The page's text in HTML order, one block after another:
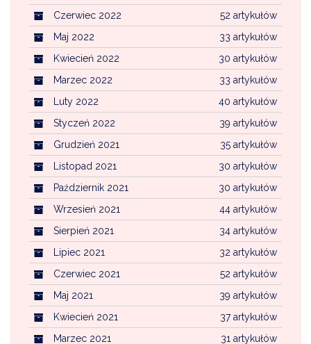
52 artykułów
Czerwiec 2022
33 artykułów
Maj 2022
30 artykułów
Kwiecień 2022
33 artykułów
Marzec 2022
40 artykułów
Luty 2022
39 artykułów
Styczeń 2022
35 artykułów
Grudzień 2021
30 artykułów
Listopad 2021
30 artykułów
Październik 2021
44 artykułów
Wrzesień 2021
34 artykułów
Sierpień 2021
32 artykułów
Lipiec 2021
52 artykułów
Czerwiec 2021
39 artykułów
Maj 2021
37 artykułów
Kwiecień 2021
31 artykułów
Marzec 2021